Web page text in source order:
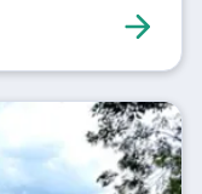
de ses services.